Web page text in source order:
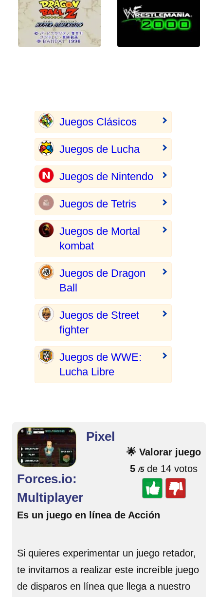
Juegos Clásicos
Juegos de Lucha
Juegos de Nintendo
Juegos de Tetris
Juegos de Mortal
kombat
Juegos de Dragon
Ball
Juegos de Street
fighter
Juegos de WWE:
Lucha Libre
🌟 Valorar juego
5 /5de 14 votos
Pixel
Forces.io:
Multiplayer
Es un juego en línea de Acción
Si quieres experimentar un juego retador,
te invitamos a realizar este increíble juego
de disparos en línea que llega a nuestro